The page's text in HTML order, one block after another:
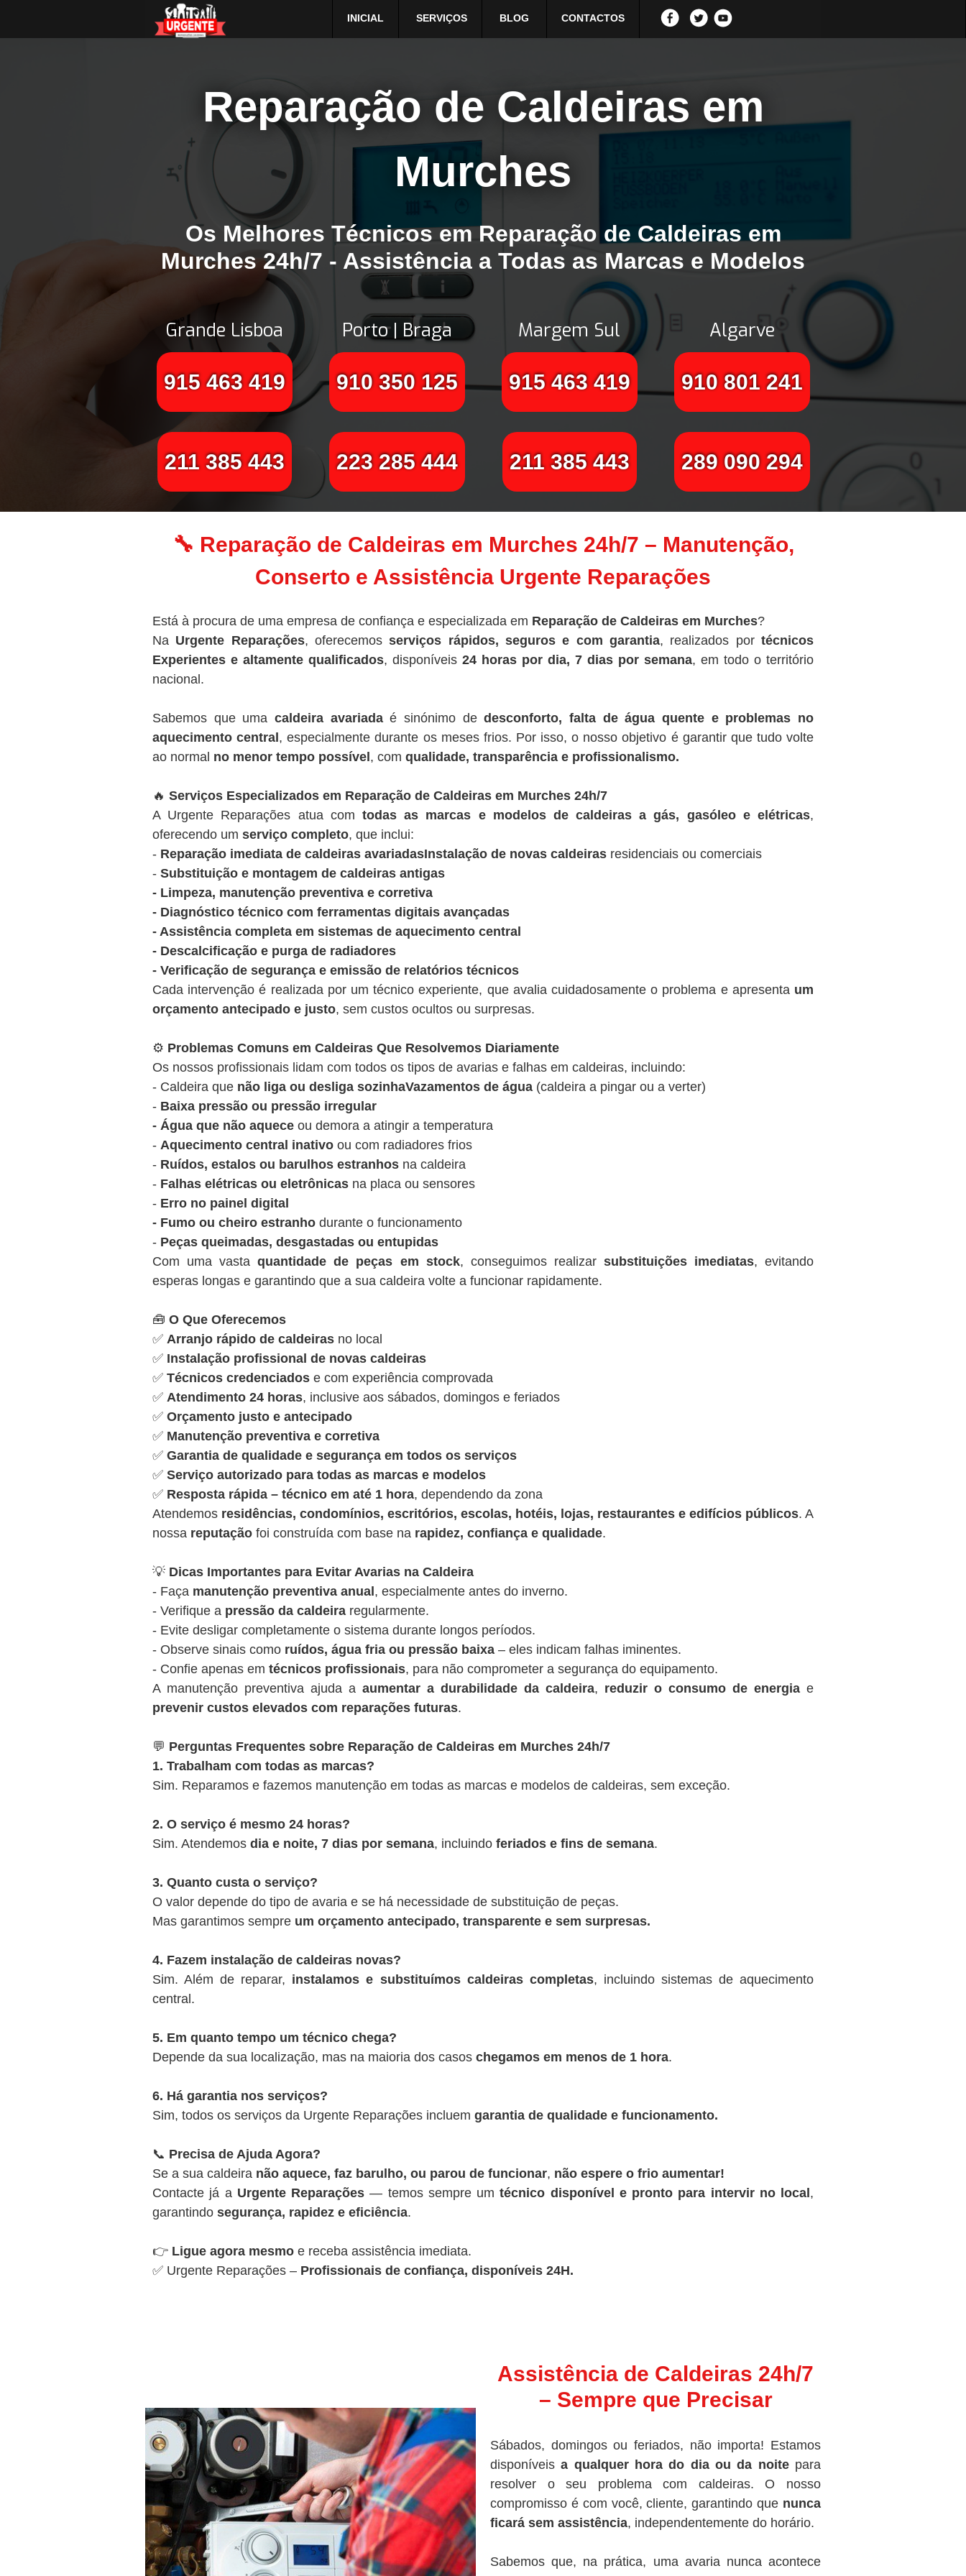
INICIAL SERVIÇOS BLOG CONTACTOS
Reparação de Caldeiras em
Murches
Os Melhores Técnicos em Reparação de Caldeiras em
Murches 24h/7 - Assistência a Todas as Marcas e Modelos
Grande Lisboa
915 463 419
211 385 443
Porto | Braga
910 350 125
223 285 444
Margem Sul
915 463 419
211 385 443
Algarve
910 801 241
289 090 294
🔧 Reparação de Caldeiras em Murches 24h/7 – Manutenção,
Conserto e Assistência Urgente Reparações
Está à procura de uma empresa de confiança e especializada em Reparação de Caldeiras em Murches?
Na Urgente Reparações, oferecemosserviços rápidos, seguros e com garantia, realizados portécnicos
Experientes e altamente qualificados, disponíveis 24 horas por dia, 7 dias por semana, em todo o território
nacional.
Sabemos que uma caldeira avariadaé sinónimo dedesconforto, falta de água quente e problemas no
aquecimento central , especialmente durante os meses frios. Por isso, o nosso objetivo é garantir que tudo volte
ao normal no menor tempo possível , com qualidade, transparência e profissionalismo.
🔥 Serviços Especializados em Reparação de Caldeiras em Murches 24h/7
A Urgente Reparações atua com todas as marcas e modelos de caldeiras a gás, gasóleo e elétricas,
oferecendo um serviço completo, que inclui:
- Reparação imediata de caldeiras avariadasInstalação de novas caldeiras residenciais ou comerciais
- Substituição e montagem de caldeiras antigas
- Limpeza, manutenção preventiva e corretiva
- Diagnóstico técnico com ferramentas digitais avançadas
- Assistência completa em sistemas de aquecimento central
- Descalcificação e purga de radiadores
- Verificação de segurança e emissão de relatórios técnicos
Cada intervenção é realizada por um técnico experiente, que avalia cuidadosamente o problema e apresenta um
orçamento antecipado e justo, sem custos ocultos ou surpresas.
⚙️ Problemas Comuns em Caldeiras Que Resolvemos Diariamente
Os nossos profissionais lidam com todos os tipos de avarias e falhas em caldeiras, incluindo:
- Caldeira que não liga ou desliga sozinhaVazamentos de água (caldeira a pingar ou a verter)
- Baixa pressão ou pressão irregular
- Água que não aquece ou demora a atingir a temperatura
- Aquecimento central inativo ou com radiadores frios
- Ruídos, estalos ou barulhos estranhos na caldeira
- Falhas elétricas ou eletrônicas na placa ou sensores
- Erro no painel digital
- Fumo ou cheiro estranho durante o funcionamento
- Peças queimadas, desgastadas ou entupidas
Com uma vastaquantidade de peças em stock, conseguimos realizar substituições imediatas, evitando
esperas longas e garantindo que a sua caldeira volte a funcionar rapidamente.
🧰 O Que Oferecemos
✅ Arranjo rápido de caldeiras no local
✅ Instalação profissional de novas caldeiras
✅ Técnicos credenciados e com experiência comprovada
✅ Atendimento 24 horas, inclusive aos sábados, domingos e feriados
✅ Orçamento justo e antecipado
✅ Manutenção preventiva e corretiva
✅ Garantia de qualidade e segurança em todos os serviços
✅ Serviço autorizado para todas as marcas e modelos
✅ Resposta rápida – técnico em até 1 hora, dependendo da zona
Atendemos residências, condomínios, escritórios, escolas, hotéis, lojas, restaurantes e edifícios públicos. A
nossa reputação foi construída com base na rapidez, confiança e qualidade.
💡 Dicas Importantes para Evitar Avarias na Caldeira
- Faça manutenção preventiva anual , especialmente antes do inverno.
- Verifique a pressão da caldeira regularmente.
- Evite desligar completamente o sistema durante longos períodos.
- Observe sinais como ruídos, água fria ou pressão baixa – eles indicam falhas iminentes.
- Confie apenas em técnicos profissionais, para não comprometer a segurança do equipamento.
A manutenção preventiva ajuda a aumentar a durabilidade da caldeira, reduzir o consumo de energia e
prevenir custos elevados com reparações futuras.
💬 Perguntas Frequentes sobre Reparação de Caldeiras em Murches 24h/7
1. Trabalham com todas as marcas?
Sim. Reparamos e fazemos manutenção em todas as marcas e modelos de caldeiras, sem exceção.
2. O serviço é mesmo 24 horas?
Sim. Atendemos dia e noite, 7 dias por semana, incluindo feriados e fins de semana.
3. Quanto custa o serviço?
O valor depende do tipo de avaria e se há necessidade de substituição de peças.
Mas garantimos sempre um orçamento antecipado, transparente e sem surpresas.
4. Fazem instalação de caldeiras novas?
Sim. Além de reparar, instalamos e substituímos caldeiras completas, incluindo sistemas de aquecimento
central.
5. Em quanto tempo um técnico chega?
Depende da sua localização, mas na maioria dos casos chegamos em menos de 1 hora.
6. Há garantia nos serviços?
Sim, todos os serviços da Urgente Reparações incluem garantia de qualidade e funcionamento.
📞 Precisa de Ajuda Agora?
Se a sua caldeira não aquece, faz barulho, ou parou de funcionar, não espere o frio aumentar!
Contacte já a Urgente Reparações — temos sempre umtécnico disponível e pronto para intervir no local ,
garantindo segurança, rapidez e eficiência.
👉 Ligue agora mesmo e receba assistência imediata.
✅ Urgente Reparações – Profissionais de confiança, disponíveis 24H.
Assistência de Caldeiras 24h/7
– Sempre que Precisar
Sábados, domingos ou feriados, não importa! Estamos
disponíveisa qualquer hora do dia ou da noitepara
resolver o seu problema com caldeiras. O nosso
compromisso é com você, cliente, garantindo que nunca
ficará sem assistência, independentemente do horário.
Sabemos que, na prática, uma avaria nunca acontece